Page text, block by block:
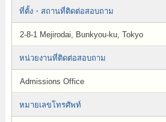
ที่ตั้ง・สถานที่ติดต่อสอบถาม
2-8-1 Mejirodai, Bunkyou-ku, Tokyo
หน่วยงานที่ติดต่อสอบถาม
Admissions Office
หมายเลขโทรศัพท์